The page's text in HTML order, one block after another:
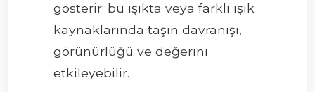
gösterir; bu ışıkta veya farklı ışık
kaynaklarında taşın davranışı,
görünürlüğü ve değerini
etkileyebilir.